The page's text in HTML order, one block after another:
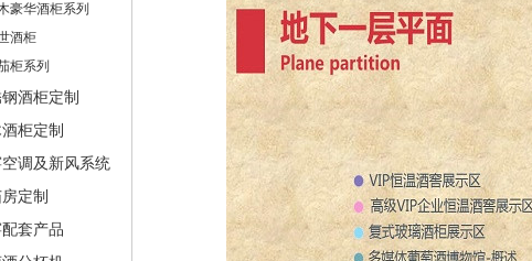
豪华酒柜系列
酒柜
柜系列
酒柜定制
柜定制
调及新风系统
定制
套产品